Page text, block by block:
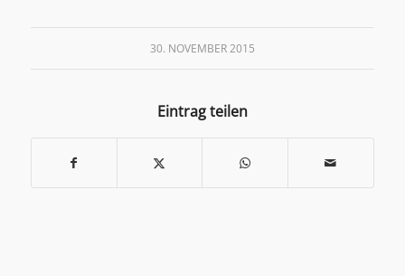
30. NOVEMBER 2015
Eintrag teilen